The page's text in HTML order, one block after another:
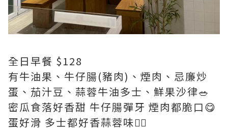
全日早餐 $128
有牛油果、牛仔腸(豬肉)、煙肉、忌廉炒
蛋、茄汁豆、蒜蓉牛油多士、鮮果沙律🥗
密瓜食落好香甜 牛仔腸彈牙 煙肉都脆口😋
蛋好滑 多士都好香蒜蓉味👍🏻